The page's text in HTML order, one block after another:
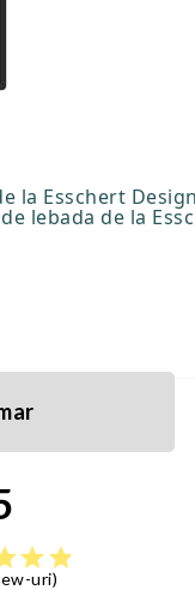
la Esschert
lebada de la
starstar
uri)